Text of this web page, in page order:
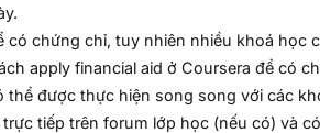
chứng chỉ, tuy nhiên nhiều khoá học
apply financial aid ở Coursera để có
thể được thực hiện song song với các
tiếp trên forum lớp học (nếu có) và